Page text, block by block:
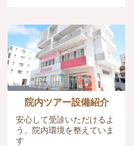
院内ツアー設備紹介
安心して受診いただけるよ
う、院内環境を整えていま
す